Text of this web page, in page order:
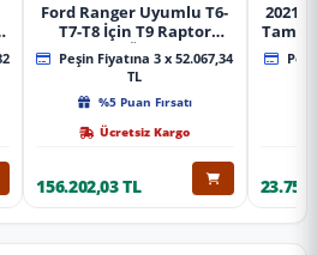
Ford Ranger Uyumlu T6-
T7-T8 İçin T9 Raptor
Dönüşüm (Ön Arka Full)
Parça
Peşin Fiyatına 3 x 52.067,34
TL
%5 Puan Fırsatı
Ücretsiz Kargo
156.202,03 TL
2021+